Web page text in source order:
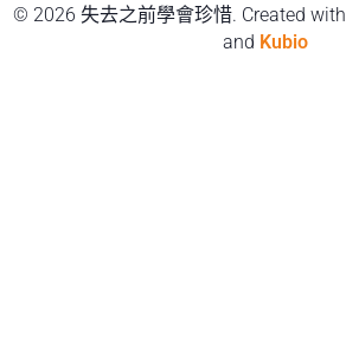
© 2026 失去之前學會珍惜. Created with
and Kubio